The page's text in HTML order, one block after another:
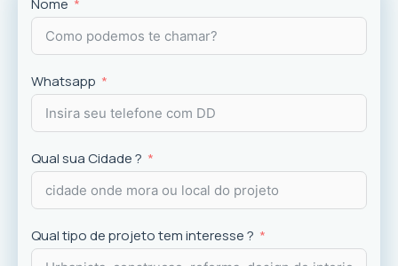
experiência dos usuários.
Nome
Whatsapp
Qual sua Cidade ?
Qual tipo de projeto tem interesse ?